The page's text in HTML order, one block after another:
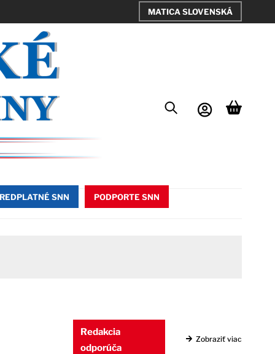
MATICA SLOVENSKÁ
SNN PODPORTE SNN
Redakcia
odporúča
Zobraziť viac